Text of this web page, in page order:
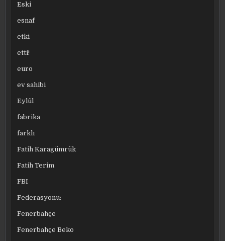
Eski
esnaf
etki
etti!
euro
ev sahibi
Eylül
fabrika
farklı
Fatih Karagümrük
Fatih Terim
FBI
Federasyonu:
Fenerbahçe
Fenerbahçe Beko